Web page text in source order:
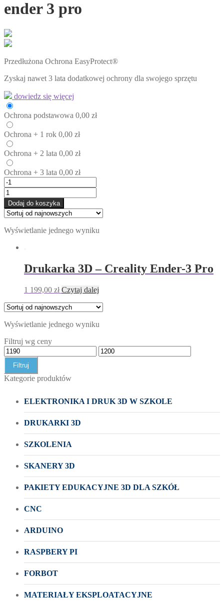
ender 3 pro
Przedłużona Ochrona EasyProtect®
Zyskaj nawet 3 lata dodatkowej ochrony dla swojego sprzętu
dowiedz się więcej
Ochrona podstawowa 0,00 zł
Ochrona + 1 rok 0,00 zł
Ochrona + 2 lata 0,00 zł
Ochrona + 3 lata 0,00 zł
Dodaj do koszyka
Wyświetlanie jednego wyniku
Drukarka 3D – Creality Ender-3 Pro
1 199,00 zł Czytaj dalej
Wyświetlanie jednego wyniku
Filtruj wg ceny
Filtruj
Kategorie produktów
ELEKTRONIKA I DRUK 3D W SZKOLE
DRUKARKI 3D
SZKOLENIA
SKANERY 3D
PAKIETY EDUKACYJNE 3D DLA SZKÓŁ
CNC
ARDUINO
RASPBERY PI
FORBOT
MATERIAŁY EKSPLOATACYJNE